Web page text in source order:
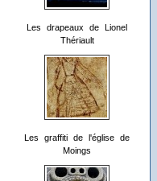
Les drapeaux de Lionel
Thériault
Les graffiti de l'église de
Moings